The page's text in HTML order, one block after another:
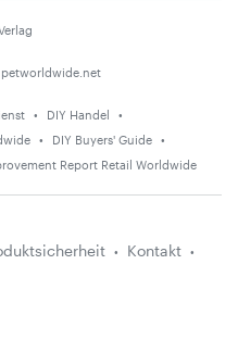
petworldwide.net
DIY Handel
DIY Buyers' Guide
Report Retail Worldwide
Kontakt